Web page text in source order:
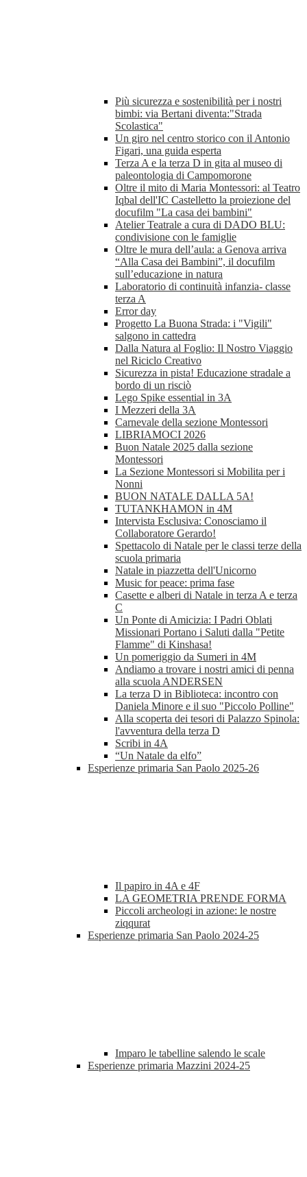
Più sicurezza e sostenibilità per i nostri
bimbi: via Bertani diventa:"Strada
Scolastica"
Un giro nel centro storico con il Antonio
Figari, una guida esperta
Terza A e la terza D in gita al museo di
paleontologia di Campomorone
Oltre il mito di Maria Montessori: al Teatro
Iqbal dell'IC Castelletto la proiezione del
docufilm "La casa dei bambini"
Atelier Teatrale a cura di DADO BLU:
condivisione con le famiglie
Oltre le mura dell’aula: a Genova arriva
“Alla Casa dei Bambini”, il docufilm
sull’educazione in natura
Laboratorio di continuità infanzia- classe
terza A
Error day
Progetto La Buona Strada: i "Vigili"
salgono in cattedra
Dalla Natura al Foglio: Il Nostro Viaggio
nel Riciclo Creativo
Sicurezza in pista! Educazione stradale a
bordo di un risciò
Lego Spike essential in 3A
I Mezzeri della 3A
Carnevale della sezione Montessori
LIBRIAMOCI 2026
Buon Natale 2025 dalla sezione
Montessori
La Sezione Montessori si Mobilita per i
Nonni
BUON NATALE DALLA 5A!
TUTANKHAMON in 4M
Intervista Esclusiva: Conosciamo il
Collaboratore Gerardo!
Spettacolo di Natale per le classi terze della
scuola primaria
Natale in piazzetta dell'Unicorno
Music for peace: prima fase
Casette e alberi di Natale in terza A e terza
C
Un Ponte di Amicizia: I Padri Oblati
Missionari Portano i Saluti dalla "Petite
Flamme" di Kinshasa!
Un pomeriggio da Sumeri in 4M
Andiamo a trovare i nostri amici di penna
alla scuola ANDERSEN
La terza D in Biblioteca: incontro con
Daniela Minore e il suo "Piccolo Polline"
Alla scoperta dei tesori di Palazzo Spinola:
l'avventura della terza D
Scribi in 4A
“Un Natale da elfo”
Esperienze primaria San Paolo 2025-26
Il papiro in 4A e 4F
LA GEOMETRIA PRENDE FORMA
Piccoli archeologi in azione: le nostre
ziqqurat
Esperienze primaria San Paolo 2024-25
Imparo le tabelline salendo le scale
Esperienze primaria Mazzini 2024-25